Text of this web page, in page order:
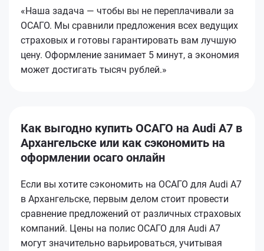
«Наша задача — чтобы вы не переплачивали за
ОСАГО. Мы сравнили предложения всех ведущих
страховых и готовы гарантировать вам лучшую
цену. Оформление занимает 5 минут, а экономия
может достигать тысяч рублей.»
Как выгодно купить ОСАГО на Audi A7 в
Архангельске или как сэкономить на
оформлении осаго онлайн
Если вы хотите сэкономить на ОСАГО для Audi A7
в Архангельске, первым делом стоит провести
сравнение предложений от различных страховых
компаний. Цены на полис ОСАГО для Audi A7
могут значительно варьироваться, учитывая